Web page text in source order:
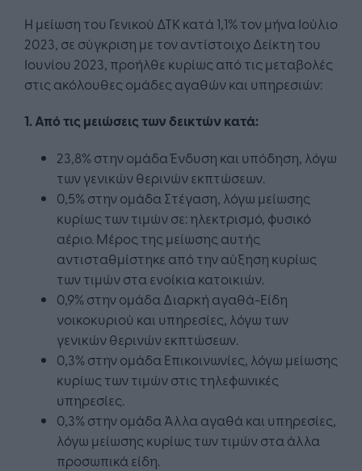
Η μείωση του Γενικού ΔΤΚ κατά 1,1% τον μήνα Ιούλιο
2023, σε σύγκριση με τον αντίστοιχο Δείκτη του
Ιουνίου 2023, προήλθε κυρίως από τις μεταβολές
στις ακόλουθες ομάδες αγαθών και υπηρεσιών:
1. Από τις μειώσεις των δεικτών κατά:
23,8% στην ομάδα Ένδυση και υπόδηση, λόγω
των γενικών θερινών εκπτώσεων.
0,5% στην ομάδα Στέγαση, λόγω μείωσης
κυρίως των τιμών σε: ηλεκτρισμό, φυσικό
αέριο. Μέρος της μείωσης αυτής
αντισταθμίστηκε από την αύξηση κυρίως
των τιμών στα ενοίκια κατοικιών.
0,9% στην ομάδα Διαρκή αγαθά-Είδη
νοικοκυριού και υπηρεσίες, λόγω των
γενικών θερινών εκπτώσεων.
0,3% στην ομάδα Επικοινωνίες, λόγω μείωσης
κυρίως των τιμών στις τηλεφωνικές
υπηρεσίες.
0,3% στην ομάδα Άλλα αγαθά και υπηρεσίες,
λόγω μείωσης κυρίως των τιμών στα άλλα
προσωπικά είδη.